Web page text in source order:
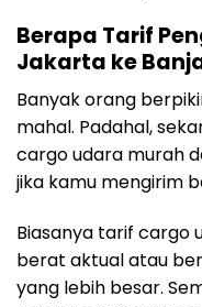
Berapa Tarif
Jakarta ke
Banyak orang
mahal. Padahal,
cargo udara murah
jika kamu mengirim
Biasanya tarif cargo
berat aktual atau
yang lebih besar.